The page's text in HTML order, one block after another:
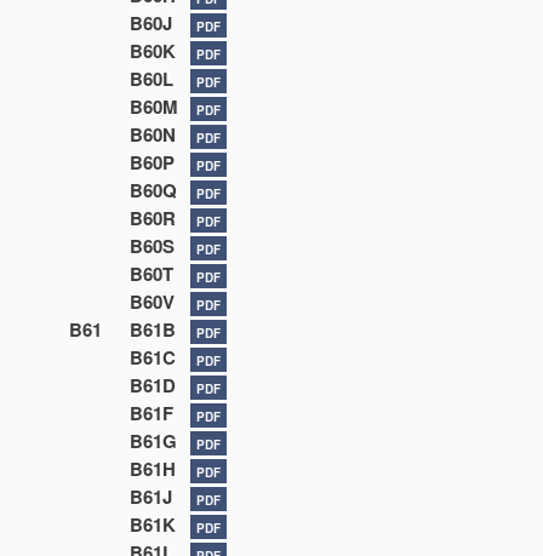
B60J PDF
B60K PDF
B60L PDF
B60M PDF
B60N PDF
B60P PDF
B60Q PDF
B60R PDF
B60S PDF
B60T PDF
B60V PDF
B61 B61B PDF
B61C PDF
B61D PDF
B61F PDF
B61G PDF
B61H PDF
B61J PDF
B61K PDF